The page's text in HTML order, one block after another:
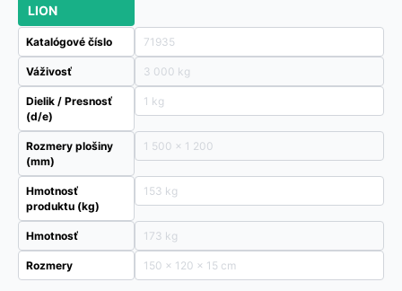
LION
Katalógové číslo 71935
Váživosť 3 000 kg
Dielik / Presnosť
(d/e)
1 kg
Rozmery plošiny
(mm)
1 500 x 1 200
Hmotnosť
produktu (kg)
153 kg
Hmotnosť 173 kg
Rozmery 150 × 120 × 15 cm